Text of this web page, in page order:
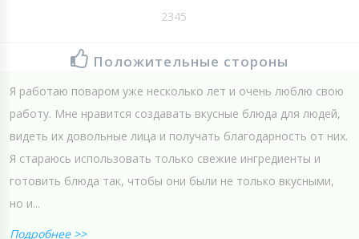
2345
Положительные стороны
Я работаю поваром уже несколько лет и очень люблю свою
работу. Мне нравится создавать вкусные блюда для людей,
видеть их довольные лица и получать благодарность от них.
Я стараюсь использовать только свежие ингредиенты и
готовить блюда так, чтобы они были не только вкусными,
но и...
Подробнее >>